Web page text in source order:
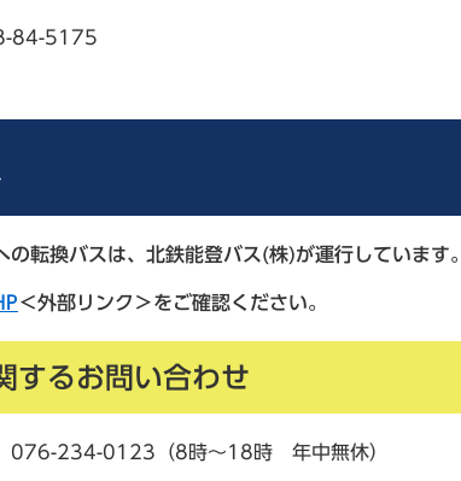
84-5175
転換バスは、北鉄能登バス(株)が運行しています。
＜外部リンク＞をご確認ください。
するお問い合わせ
076-234-0123（8時～18時 年中無休）